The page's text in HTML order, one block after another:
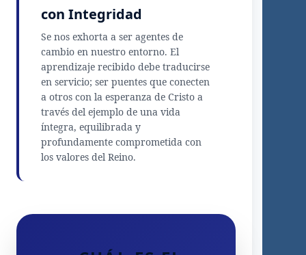
con Integridad
Se nos exhorta a ser agentes de
cambio en nuestro entorno. El
aprendizaje recibido debe traducirse
en servicio; ser puentes que conecten
a otros con la esperanza de Cristo a
través del ejemplo de una vida
íntegra, equilibrada y
profundamente comprometida con
los valores del Reino.